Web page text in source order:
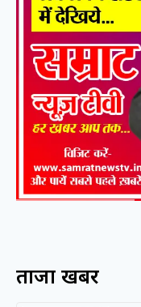
ताजा खबरें